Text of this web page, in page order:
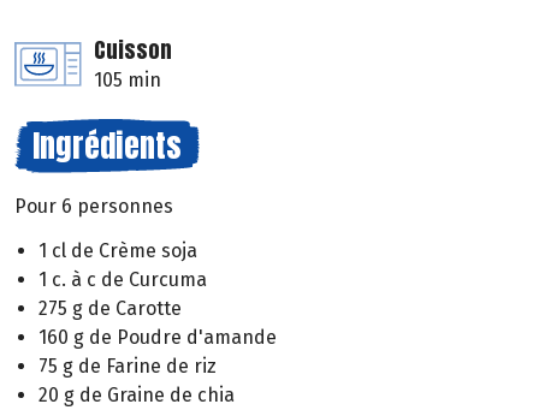
Cuisson
105 min
Ingrédients
Pour 6 personnes
1 cl de Crème soja
1 c. à c de Curcuma
275 g de Carotte
160 g de Poudre d'amande
75 g de Farine de riz
20 g de Graine de chia